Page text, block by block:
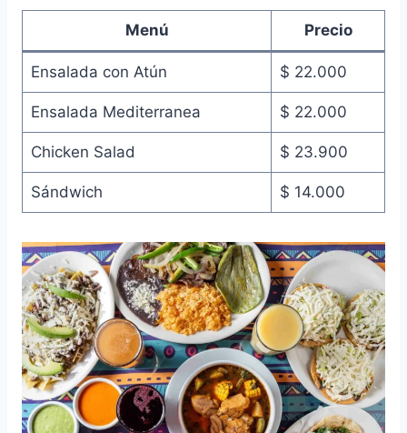
Menú Precio
Ensalada con Atún $ 22.000
Ensalada Mediterranea $ 22.000
Chicken Salad $ 23.900
Sándwich $ 14.000